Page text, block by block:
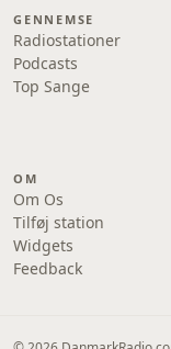
GENNEMSE
Radiostationer
Podcasts
Top Sange
OM
Om Os
Tilføj station
Widgets
Feedback